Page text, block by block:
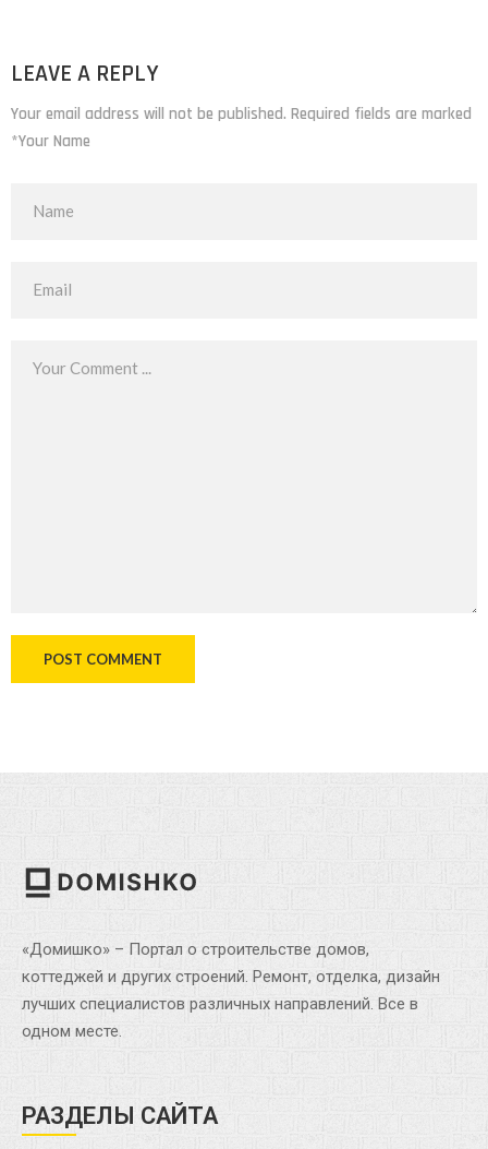
LEAVE A REPLY
Your email address will not be published. Required fields are marked
*Your Name
«Домишко» – Портал о строительстве домов,
коттеджей и других строений. Ремонт, отделка, дизайн
лучших специалистов различных направлений. Все в
одном месте.
РАЗДЕЛЫ САЙТА